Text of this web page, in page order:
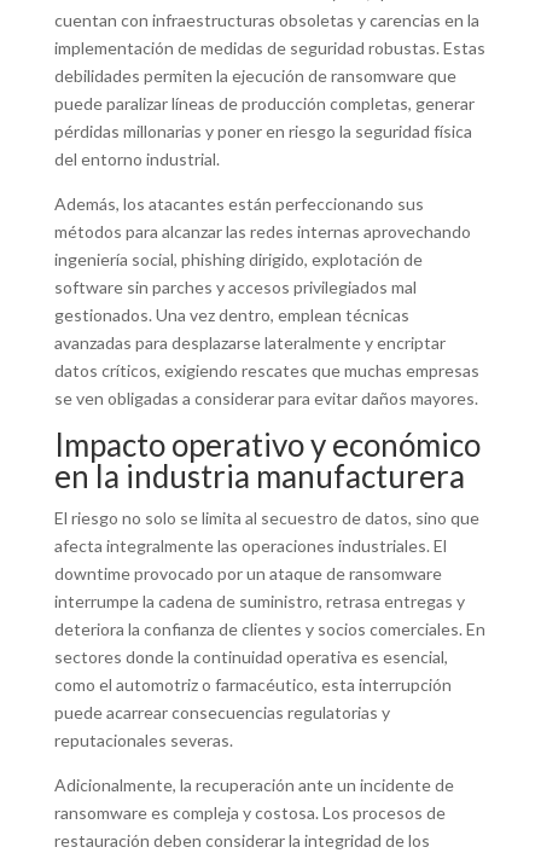
cuentan con infraestructuras obsoletas y carencias en la
implementación de medidas de seguridad robustas. Estas
debilidades permiten la ejecución de ransomware que
puede paralizar líneas de producción completas, generar
pérdidas millonarias y poner en riesgo la seguridad física
del entorno industrial.
Además, los atacantes están perfeccionando sus
métodos para alcanzar las redes internas aprovechando
ingeniería social, phishing dirigido, explotación de
software sin parches y accesos privilegiados mal
gestionados. Una vez dentro, emplean técnicas
avanzadas para desplazarse lateralmente y encriptar
datos críticos, exigiendo rescates que muchas empresas
se ven obligadas a considerar para evitar daños mayores.
Impacto operativo y económico
en la industria manufacturera
El riesgo no solo se limita al secuestro de datos, sino que
afecta integralmente las operaciones industriales. El
downtime provocado por un ataque de ransomware
interrumpe la cadena de suministro, retrasa entregas y
deteriora la confianza de clientes y socios comerciales. En
sectores donde la continuidad operativa es esencial,
como el automotriz o farmacéutico, esta interrupción
puede acarrear consecuencias regulatorias y
reputacionales severas.
Adicionalmente, la recuperación ante un incidente de
ransomware es compleja y costosa. Los procesos de
restauración deben considerar la integridad de los